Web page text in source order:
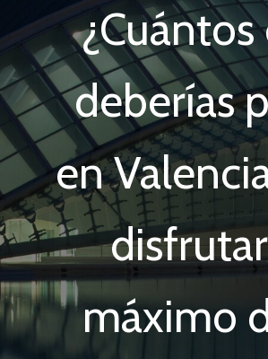
¿Cuántos
deberías
en
máximo